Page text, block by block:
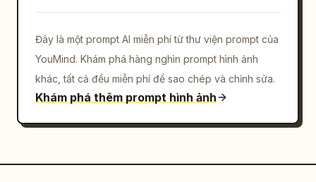
Đây là một prompt AI miễn phí từ thư viện prompt của
YouMind. Khám phá hàng nghìn prompt hình ảnh
khác, tất cả đều miễn phí để sao chép và chỉnh sửa.
Khám phá thêm prompt hình ảnh